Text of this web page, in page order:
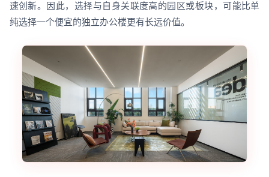
速创新。因此，选择与自身关联度高的园区或板块，可能比单
纯选择一个便宜的独立办公楼更有长远价值。